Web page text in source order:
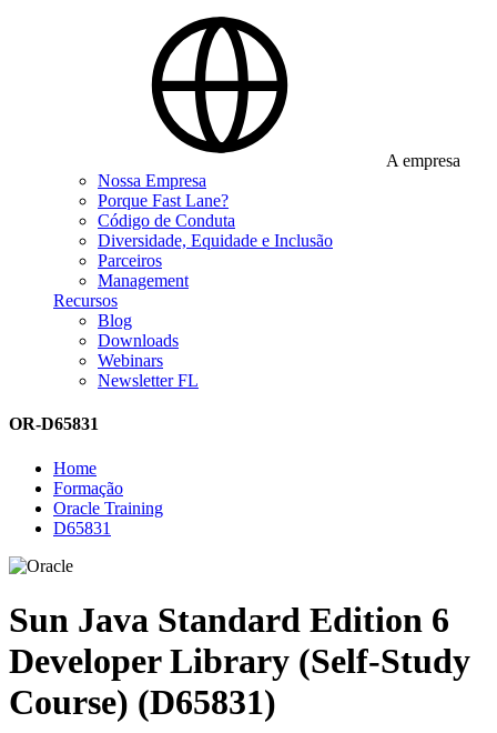
A empresa
Nossa Empresa
Porque Fast Lane?
Código de Conduta
Diversidade, Equidade e Inclusão
Parceiros
Management
Recursos
Blog
Downloads
Webinars
Newsletter FL
OR-D65831
Home
Formação
Oracle Training
D65831
Sun Java Standard Edition 6
Developer Library (Self-Study
Course) (D65831)